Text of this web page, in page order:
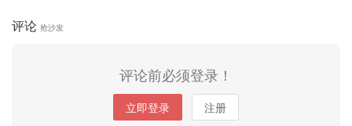
评论 抢沙发
评论前必须登录！
立即登录 注册